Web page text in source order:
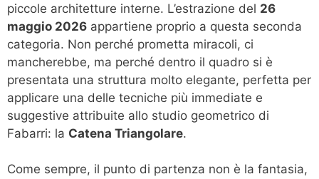
piccole architetture interne. L’estrazione del 26
maggio 2026 appartiene proprio a questa seconda
categoria. Non perché prometta miracoli, ci
mancherebbe, ma perché dentro il quadro si è
presentata una struttura molto elegante, perfetta per
applicare una delle tecniche più immediate e
suggestive attribuite allo studio geometrico di
Fabarri: la Catena Triangolare.
Come sempre, il punto di partenza non è la fantasia,